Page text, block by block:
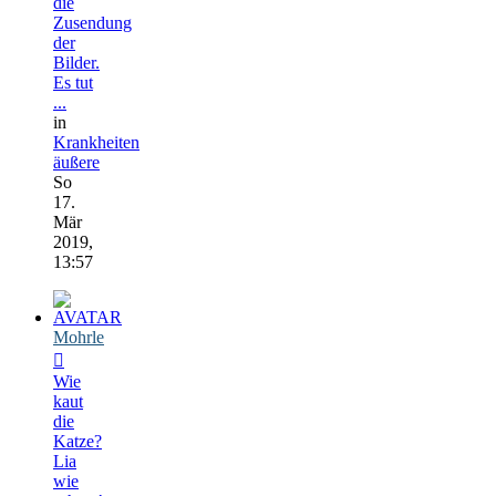
Zusendung
der
Bilder.
Es tut
...
in
Krankheiten
äußere
So
17.
Mär
2019,
13:57
Mohrle
Wie
kaut
die
Katze?
Lia
wie